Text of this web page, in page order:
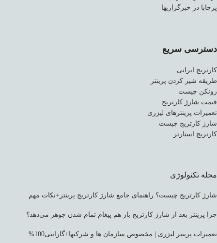
پرچابا در خبرگزاریها
دسترسی سریع
کارتریج ایرانی
طریقه شیر کردن پرینتر
زونکن چیست
قیمت شارژ کارتریج
تعمیرات پرینترهای لیزری
شارژ کارتریج چیست
کارتریج استارتر
مجله تکنولوژی
شارژ کارتریج چیست؟ راهنمای جامع شارژ کارتریج پرینتر+نکات مهم
چرا پرینتر بعد از شارژ کارتریج باز هم پیغام تمام شدن جوهر می‌دهد؟
تعمیرات پرینتر لیزری | مخصوص سازمان ها و شرکتها+گارانتی100%